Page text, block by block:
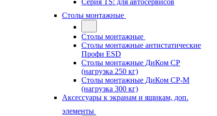
Серия TS: для автосервисов
Столы монтажные
Столы монтажные
Столы монтажные антистатические
Профи ESD
Столы монтажные ДиКом СР
(нагрузка 250 кг)
Столы монтажные ДиКом СР-М
(нагрузка 300 кг)
Аксессуары к экранам и ящикам, доп.
элементы